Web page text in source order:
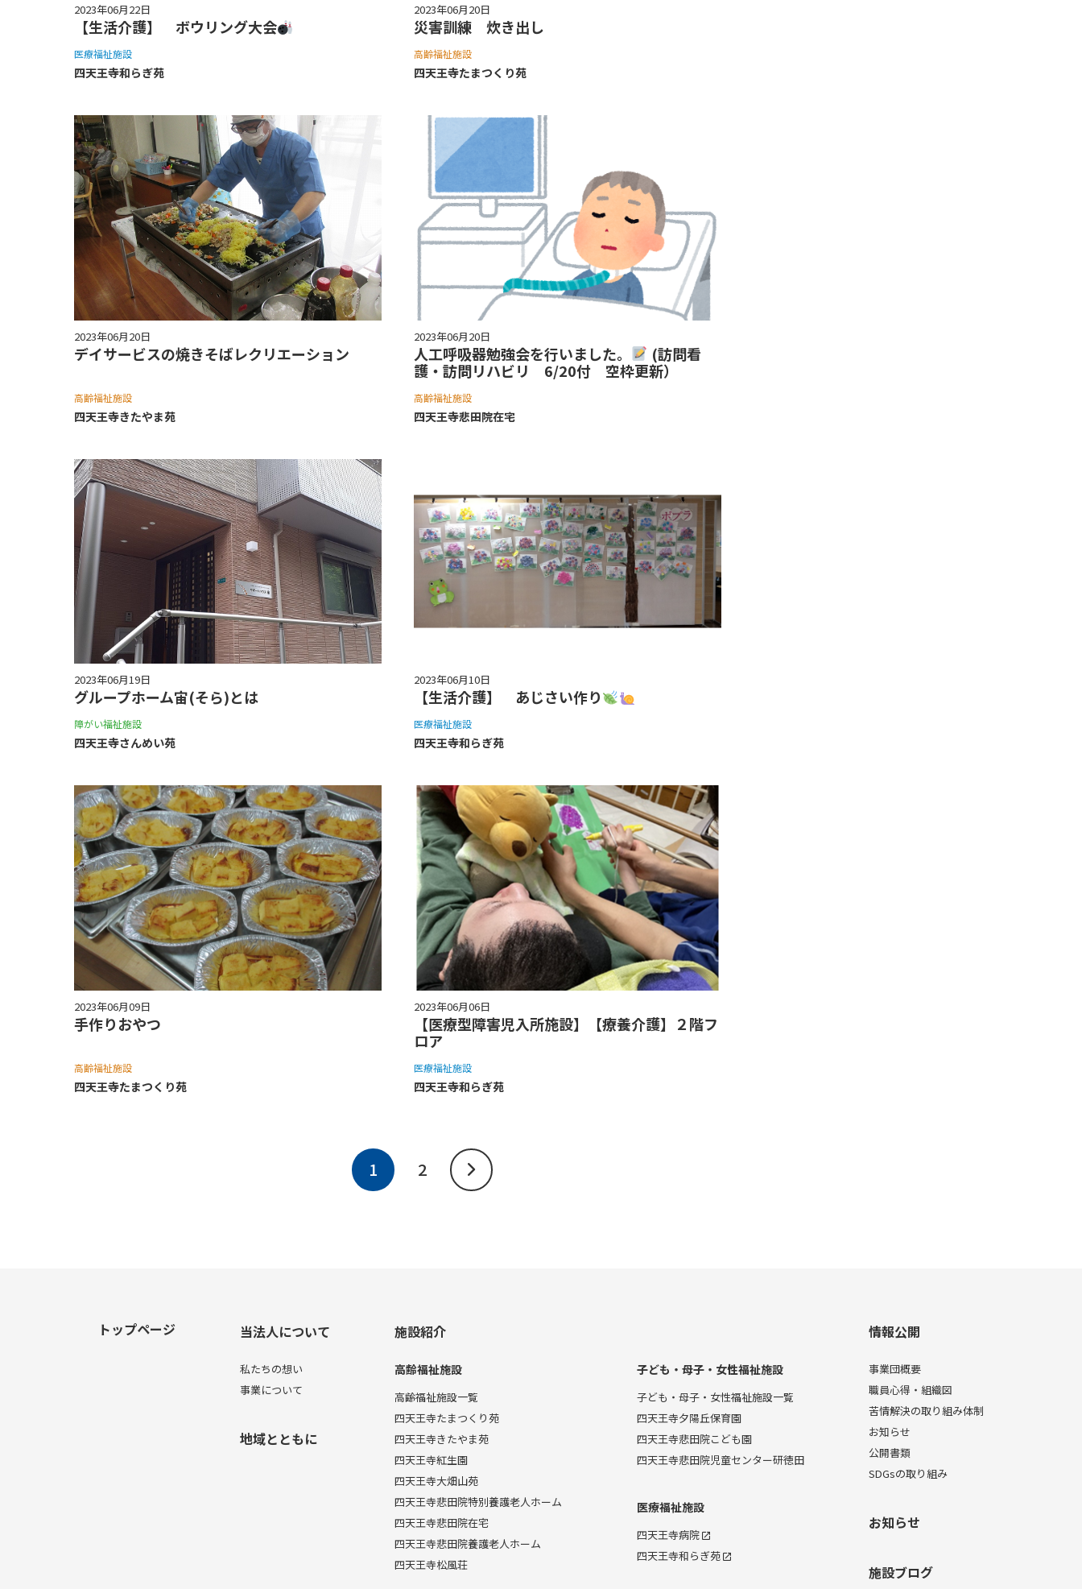
2023年06月22日
【生活介護】 ボウリング大会
医療福祉施設
四天王寺和らぎ苑
2023年06月20日
災害訓練 炊き出し
高齢福祉施設
四天王寺たまつくり苑
2023年06月20日
デイサービスの焼きそばレクリエーション
高齢福祉施設
四天王寺きたやま苑
2023年06月20日
人工呼吸器勉強会を行いました。
(訪問看
護・訪問リハビリ 6/20付 空枠更新）
高齢福祉施設
四天王寺悲⽥院在宅
2023年06月19日
グループホーム宙(そら)とは
障がい福祉施設
四天王寺さんめい苑
2023年06月10日
【生活介護】 あじさい作り
医療福祉施設
四天王寺和らぎ苑
2023年06月09日
手作りおやつ
高齢福祉施設
四天王寺たまつくり苑
2023年06月06日
【医療型障害児入所施設】【療養介護】２階フ
ロア
医療福祉施設
四天王寺和らぎ苑
1 2
トップページ 当法人について
私たちの想い
事業について
地域とともに
施設紹介
高齢福祉施設
高齢福祉施設一覧
四天王寺たまつくり苑
四天王寺きたやま苑
四天王寺紅生園
四天王寺大畑山苑
四天王寺悲田院特別養護老人ホーム
四天王寺悲田院在宅
四天王寺悲田院養護老人ホーム
四天王寺松風荘
子ども・母子・女性福祉施設
子ども・母子・女性福祉施設一覧
四天王寺夕陽丘保育園
四天王寺悲田院こども園
四天王寺悲田院児童センター研徳田
医療福祉施設
四天王寺病院
四天王寺和らぎ苑
情報公開
事業団概要
職員心得・組織図
苦情解決の取り組み体制
お知らせ
公開書類
SDGsの取り組み
お知らせ
施設ブログ